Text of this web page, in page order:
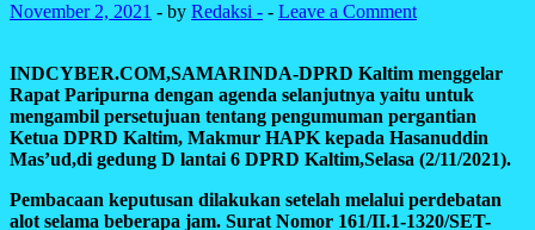
November 2, 2021 - by Redaksi - - Leave a Comment
INDCYBER.COM,SAMARINDA-DPRD Kaltim menggelar
Rapat Paripurna dengan agenda selanjutnya yaitu untuk
mengambil persetujuan tentang pengumuman pergantian
Ketua DPRD Kaltim, Makmur HAPK kepada Hasanuddin
Mas’ud,di gedung D lantai 6 DPRD Kaltim,Selasa (2/11/2021).
Pembacaan keputusan dilakukan setelah melalui perdebatan
alot selama beberapa jam. Surat Nomor 161/II.1-1320/SET-